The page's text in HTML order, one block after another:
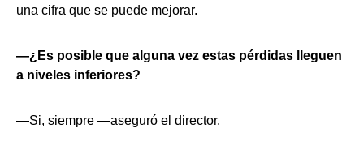
una cifra que se puede mejorar.
—¿Es posible que alguna vez estas pérdidas lleguen
a niveles inferiores?
—Si, siempre —aseguró el director.